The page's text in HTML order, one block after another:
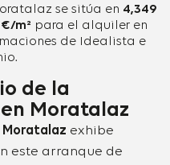
se sitúa en 4,349
€/m² para el alquiler en
de Idealista e
de la
Moratalaz
Moratalaz exhibe
este arranque de